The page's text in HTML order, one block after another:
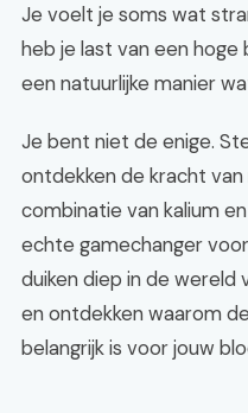
Je voelt je soms wat
heb je last van een hoge
een natuurlijke manier
Je bent niet de enige.
ontdekken de kracht
combinatie van kalium
echte gamechanger
duiken diep in de wereld
en ontdekken waarom
belangrijk is voor jouw